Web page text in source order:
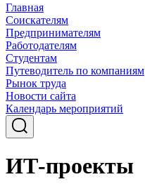
Главная
Соискателям
Предпринимателям
Работодателям
Студентам
Путеводитель по компаниям
Рынок труда
Новости сайта
Календарь мероприятий
ИТ-проекты